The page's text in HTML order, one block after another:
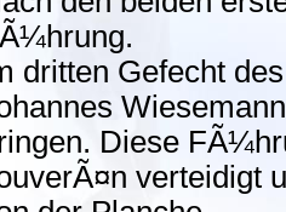
dritten Gefecht
Diese
verteidigt